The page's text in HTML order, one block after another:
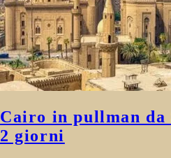
Cairo in pullman da
2 giorni